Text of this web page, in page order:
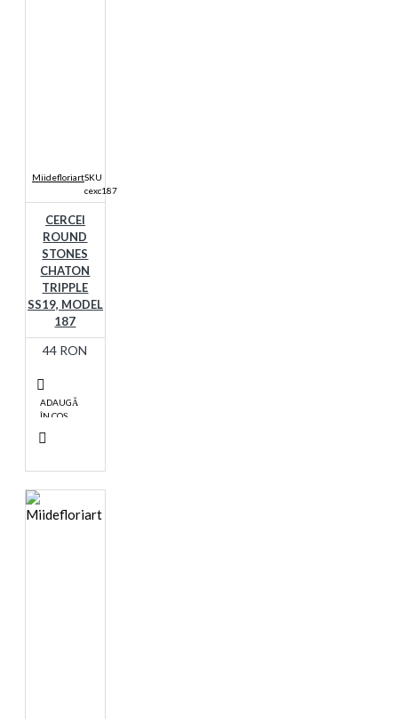
MiidefloriartSKU
cexc187
CERCEI
ROUND
STONES
CHATON
TRIPPLE
SS19, MODEL
187
44 RON
ADAUGĂ
ÎN COŞ